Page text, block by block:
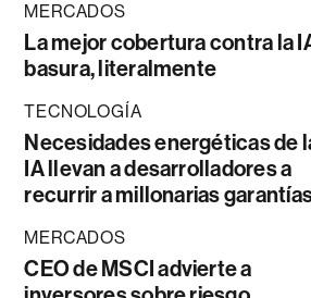
MERCADOS
La mejor cobertura contra la
basura, literalmente
TECNOLOGÍA
Necesidades energéticas de
IA llevan a desarrolladores a
recurrir a millonarias
MERCADOS
CEO de MSCI advierte a